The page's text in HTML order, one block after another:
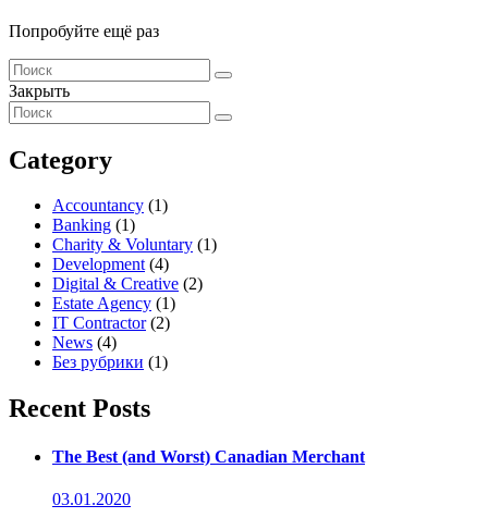
Попробуйте ещё раз
Закрыть
Category
Accountancy (1)
Banking (1)
Charity & Voluntary (1)
Development(4)
Digital & Creative (2)
Estate Agency (1)
IT Contractor(2)
News (4)
Без рубрики (1)
Recent Posts
The Best (and Worst) Canadian Merchant
03.01.2020